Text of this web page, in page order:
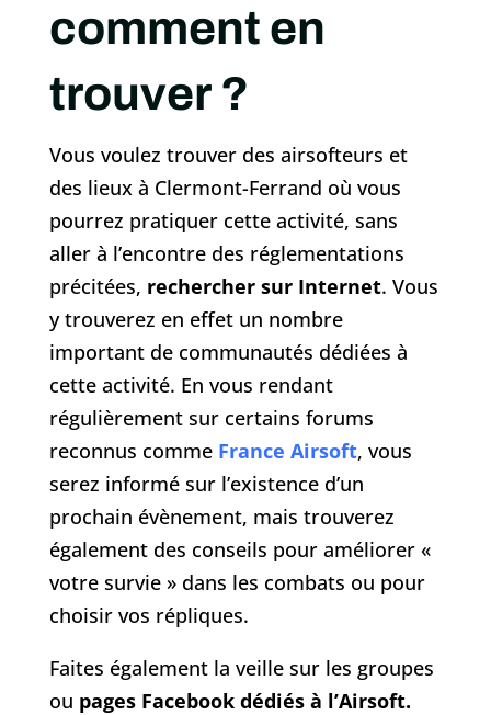
comment en
trouver ?
Vous voulez trouver des airsofteurs et
des lieux à Clermont-Ferrand où vous
pourrez pratiquer cette activité, sans
aller à l’encontre des réglementations
précitées, rechercher sur Internet. Vous
y trouverez en effet un nombre
important de communautés dédiées à
cette activité. En vous rendant
régulièrement sur certains forums
reconnus comme France Airsoft, vous
serez informé sur l’existence d’un
prochain évènement, mais trouverez
également des conseils pour améliorer «
votre survie » dans les combats ou pour
choisir vos répliques.
Faites également la veille sur les groupes
ou pages Facebook dédiés à l’Airsoft.